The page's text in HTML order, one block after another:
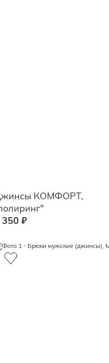
КОМФОРТ,
350 ₽